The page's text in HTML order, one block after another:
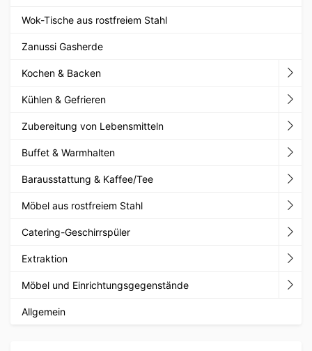
Wok-Tische aus rostfreiem Stahl
Zanussi Gasherde
Kochen & Backen
Kühlen & Gefrieren
Zubereitung von Lebensmitteln
Buffet & Warmhalten
Barausstattung & Kaffee/Tee
Möbel aus rostfreiem Stahl
Catering-Geschirrspüler
Extraktion
Möbel und Einrichtungsgegenstände
Allgemein